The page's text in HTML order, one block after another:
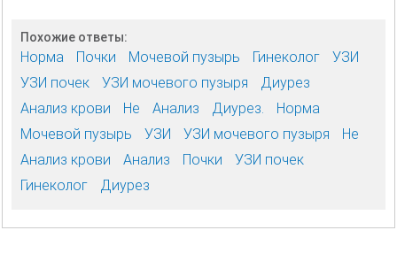
Похожие ответы:
Норма Почки Мочевой пузырь Гинеколог
УЗИ
УЗИ почек
УЗИ мочевого пузыря
Диурез
Анализ крови
Не Анализ Диурез.
Норма
Мочевой пузырь
УЗИ УЗИ мочевого пузыря
Не
Анализ крови
Анализ Почки
УЗИ почек
Гинеколог
Диурез